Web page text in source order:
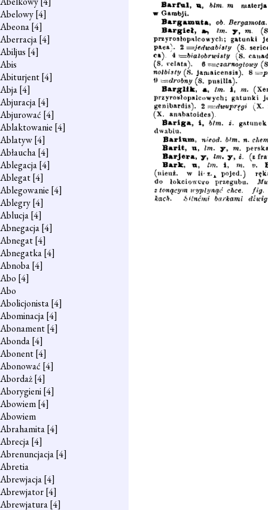
Abelowy[4]
Abeona[4]
Aberracja[4]
Abiljus [4]
Abis
Abiturjent[4]
Abja[4]
Abjuracja[4]
Abjurować [4]
Ablaktowanie [4]
Ablatyw[4]
Abłaucha[4]
Ablegacja[4]
Ablegat[4]
Ablegowanie [4]
Ablegry[4]
Ablucja[4]
Abnegacja[4]
Abnegat[4]
Abnegatka[4]
Abnoba[4]
Abo [4]
Abo
Abolicjonista[4]
Abominacja[4]
Abonament[4]
Abonda[4]
Abonent[4]
Abonować [4]
Abordaż[4]
Aborygieni[4]
Abowiem[4]
Abowiem
Abrahamita[4]
Abrecja[4]
Abrenuncjacja[4]
Abretia
Abrewjacja[4]
Abrewjator[4]
Abrewjatura[4]